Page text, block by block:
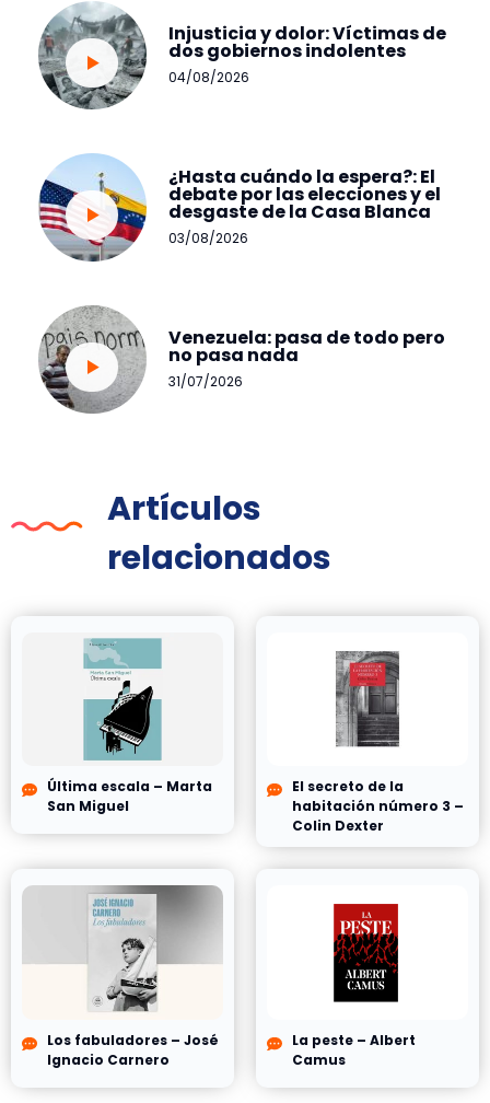
Injusticia y dolor: Víctimas de
dos gobiernos indolentes
04/08/2026
¿Hasta cuándo la espera?: El
debate por las elecciones y el
desgaste de la Casa Blanca
03/08/2026
Venezuela: pasa de todo pero
no pasa nada
31/07/2026
Artículos
relacionados
Última escala – Marta
San Miguel
El secreto de la
habitación número 3 –
Colin Dexter
Los fabuladores – José
Ignacio Carnero
La peste – Albert
Camus